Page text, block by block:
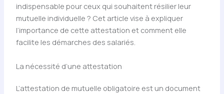
indispensable pour ceux qui souhaitent résilier leur
mutuelle individuelle ? Cet article vise à expliquer
l’importance de cette attestation et comment elle
facilite les démarches des salariés.
La nécessité d’une attestation
L’attestation de mutuelle obligatoire est un document